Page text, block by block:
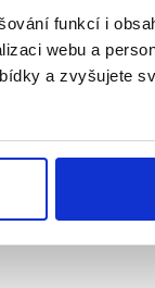
funkcí i
webu a
a zvyšujete